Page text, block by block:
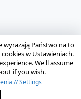
Społecznej IVR |
Gmerek
wyrażają Państwo na to
w Ustawieniach.
We'll assume
if you wish.
// Settings